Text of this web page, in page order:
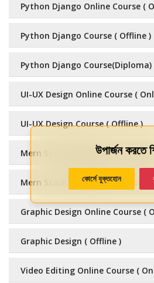
Python Django Online Course (
Python Django Course ( Offline )
Python Django
UI-UX Design Online Course (
UI-UX Design Course ( Offline )
Mern Stack Development (
Mern Stack Development Online
Graphic Design Online Course (
Graphic Design ( Offline )
Video Editing Online Course (
উপার্জন করতে
কোর্সে যুক্তহোন